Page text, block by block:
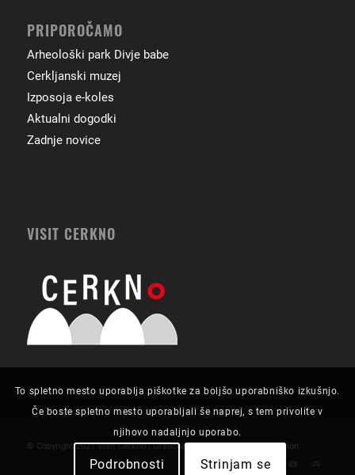
PRIPOROČAMO
Arheološki park Divje babe
Cerkljanski muzej
Izposoja e-koles
Aktualni dogodki
Zadnje novice
VISIT CERKNO
© Copyright 2021 Visit Cerkno | Grafična zasnova in izvedba:Futurion.
To spletno mesto uporablja piškotke za boljšo uporabniško izkušnjo.
Če boste spletno mesto uporabljali še naprej, s tem privolite v
njihovo nadaljnjo uporabo.
Podrobnosti Strinjam se